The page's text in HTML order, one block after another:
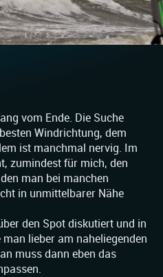
vom Ende. Die Suche
Windrichtung, dem
ist manchmal nervig. Im
zumindest für mich, den
man bei manchen
in unmittelbarer Nähe
den Spot diskutiert und in
lieber am naheliegenden
muss dann eben das